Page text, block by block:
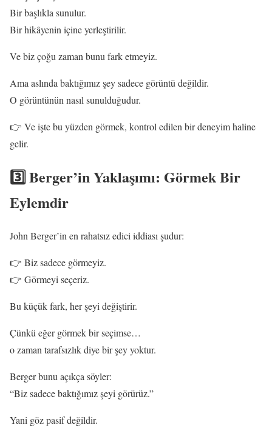
Bir başlıkla sunulur.
Bir hikâyenin içine yerleştirilir.
Ve biz çoğu zaman bunu fark etmeyiz.
Ama aslında baktığımız şey sadece görüntü değildir.
O görüntünün nasıl sunulduğudur.
👉 Ve işte bu yüzden görmek, kontrol edilen bir deneyim haline
gelir.
3️⃣ Berger’in Yaklaşımı: Görmek Bir
Eylemdir
John Berger’in en rahatsız edici iddiası şudur:
👉 Biz sadece görmeyiz.
👉 Görmeyi seçeriz.
Bu küçük fark, her şeyi değiştirir.
Çünkü eğer görmek bir seçimse…
o zaman tarafsızlık diye bir şey yoktur.
Berger bunu açıkça söyler:
“Biz sadece baktığımız şeyi görürüz.”
Yani göz pasif değildir.